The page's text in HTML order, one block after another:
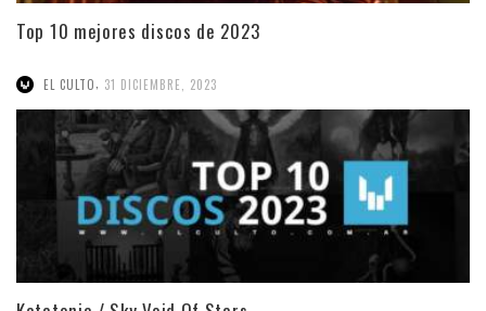
Top 10 mejores discos de 2023
EL CULTO, 31 DICIEMBRE, 2023